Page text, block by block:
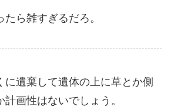
ら雑すぎるだろ。
に遺棄して遺体の上に草とか側
画性はないでしょう。